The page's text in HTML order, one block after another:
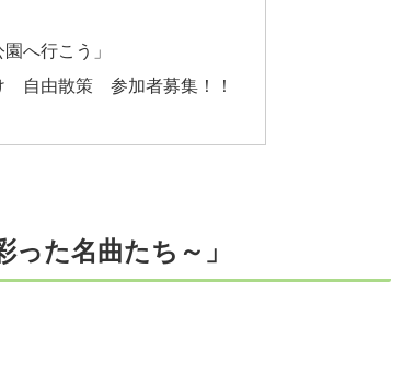
へ行こう」
自由散策 参加者募集！！
た名曲たち～」